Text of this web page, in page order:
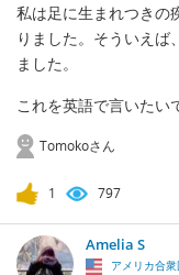
私は足に生まれつきの
りました。そういえば
ました。
これを英語で言いたい
Tomokoさん
1 797
Amelia S
アメリカ合衆